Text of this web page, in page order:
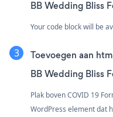
BB Wedding Bliss
Your code block will be
Toevoegen aan
BB Wedding Bliss
Plak boven COVID 19
WordPress element dat